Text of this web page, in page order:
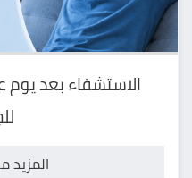
الاستشفاء بعد
المزيد